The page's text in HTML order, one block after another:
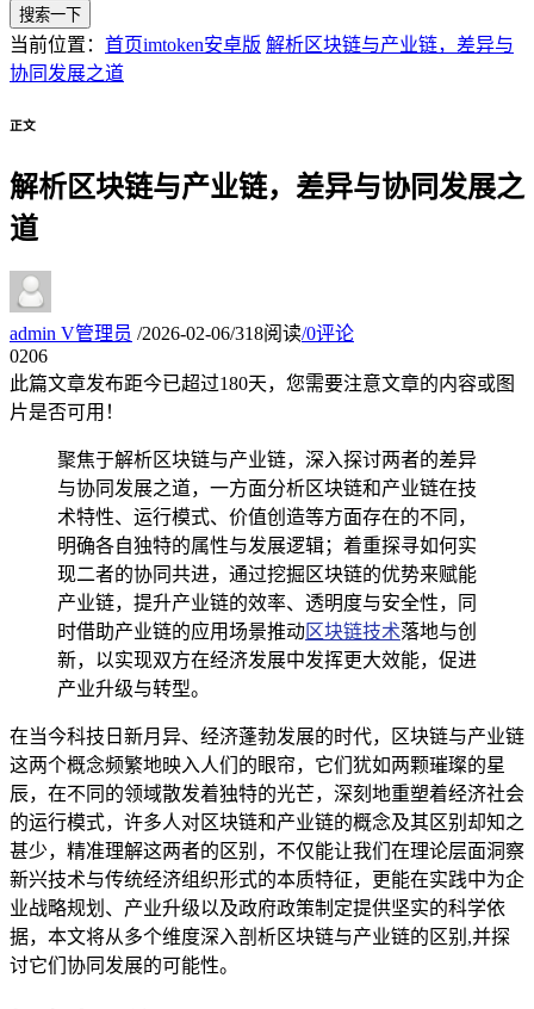
搜索一下
当前位置： 首页imtoken安卓版 解析区块链与产业链，差异与
协同发展之道
正文
解析区块链与产业链，差异与协同发展之
道
admin V管理员 /2026-02-06/318阅读/0评论
0206
此篇文章发布距今已超过180天，您需要注意文章的内容或图
片是否可用！
聚焦于解析区块链与产业链，深入探讨两者的差异
与协同发展之道，一方面分析区块链和产业链在技
术特性、运行模式、价值创造等方面存在的不同，
明确各自独特的属性与发展逻辑；着重探寻如何实
现二者的协同共进，通过挖掘区块链的优势来赋能
产业链，提升产业链的效率、透明度与安全性，同
时借助产业链的应用场景推动区块链技术落地与创
新，以实现双方在经济发展中发挥更大效能，促进
产业升级与转型。
在当今科技日新月异、经济蓬勃发展的时代，区块链与产业链
这两个概念频繁地映入人们的眼帘，它们犹如两颗璀璨的星
辰，在不同的领域散发着独特的光芒，深刻地重塑着经济社会
的运行模式，许多人对区块链和产业链的概念及其区别却知之
甚少，精准理解这两者的区别，不仅能让我们在理论层面洞察
新兴技术与传统经济组织形式的本质特征，更能在实践中为企
业战略规划、产业升级以及政府政策制定提供坚实的科学依
据，本文将从多个维度深入剖析区块链与产业链的区别,并探
讨它们协同发展的可能性。